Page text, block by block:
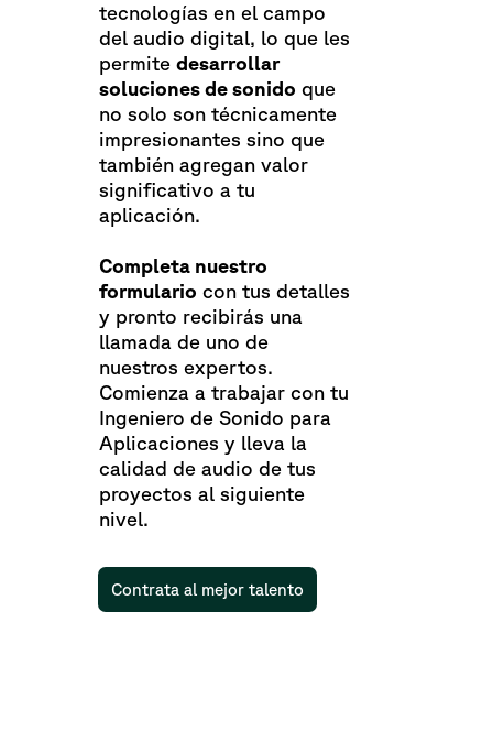
tecnologías en el campo
del audio digital, lo que les
permite desarrollar
soluciones de sonido que
no solo son técnicamente
impresionantes sino que
también agregan valor
significativo a tu
aplicación.
Completa nuestro
formulario con tus detalles
y pronto recibirás una
llamada de uno de
nuestros expertos.
Comienza a trabajar con tu
Ingeniero de Sonido para
Aplicaciones y lleva la
calidad de audio de tus
proyectos al siguiente
nivel.
Contrata al mejor talento